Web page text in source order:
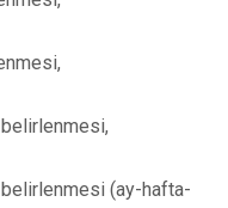
belirlenmesi (ay-hafta-